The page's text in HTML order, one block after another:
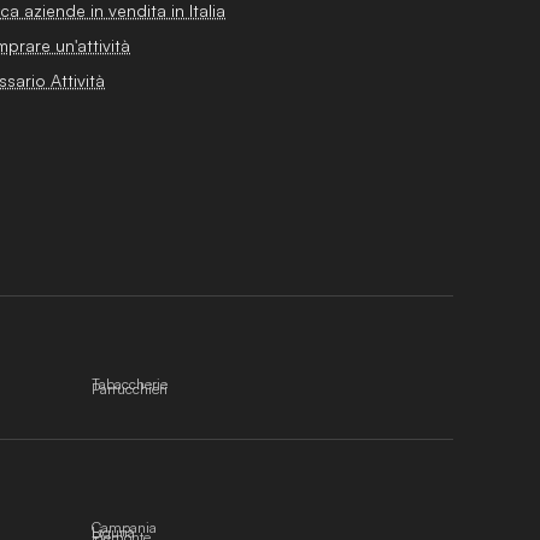
aziende in vendita in Italia
un'attività
Attività
Tabaccherie
Parrucchieri
Campania
Liguria